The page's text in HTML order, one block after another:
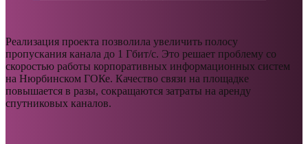
Реализация проекта позволила увеличить полосу
пропускания канала до 1 Гбит/с. Это решает проблему со
скоростью работы корпоративных информационных систем
на Нюрбинском ГОКе. Качество связи на площадке
повышается в разы, сокращаются затраты на аренду
спутниковых каналов.